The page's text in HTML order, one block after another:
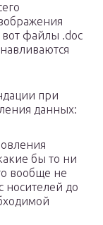
файлы .doc
при
данных:
бы то ни
вообще не
носителей до